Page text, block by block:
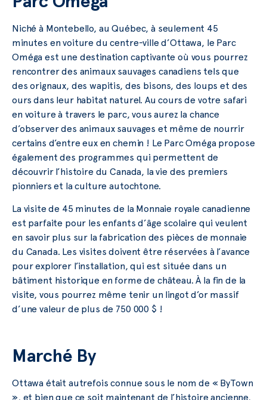
Niché à Montebello, au Québec, à seulement 45
minutes en voiture du centre-ville d’Ottawa, le Parc
Oméga est une destination captivante où vous pourrez
rencontrer des animaux sauvages canadiens tels que
des orignaux, des wapitis, des bisons, des loups et des
ours dans leur habitat naturel. Au cours de votre safari
en voiture à travers le parc, vous aurez la chance
d’observer des animaux sauvages et même de nourrir
certains d’entre eux en chemin ! Le Parc Oméga propose
également des programmes qui permettent de
découvrir l’histoire du Canada, la vie des premiers
pionniers et la culture autochtone.
La visite de 45 minutes de la Monnaie royale canadienne
est parfaite pour les enfants d’âge scolaire qui veulent
en savoir plus sur la fabrication des pièces de monnaie
du Canada. Les visites doivent être réservées à l’avance
pour explorer l’installation, qui est située dans un
bâtiment historique en forme de château. À la fin de la
visite, vous pourrez même tenir un lingot d’or massif
d’une valeur de plus de 750 000 $ !
Marché By
Ottawa était autrefois connue sous le nom de « ByTown
», et bien que ce soit maintenant de l’histoire ancienne,